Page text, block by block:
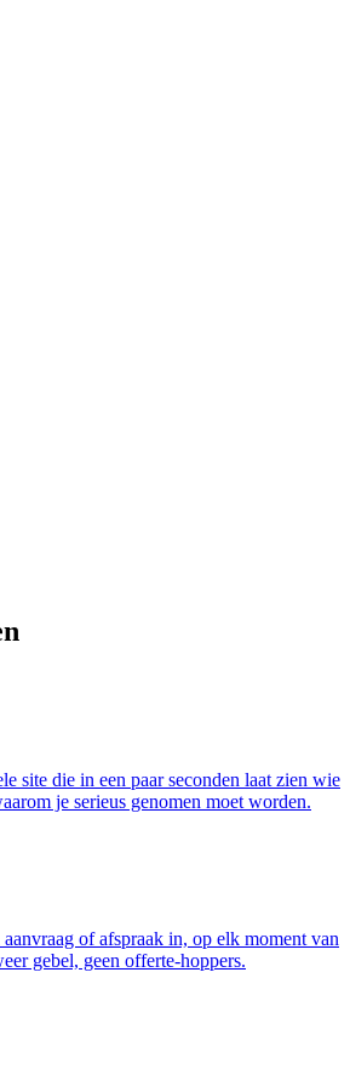
site die in een paar seconden laat zien wie
je serieus genomen moet worden.
of afspraak in, op elk moment van
gebel, geen offerte-hoppers.